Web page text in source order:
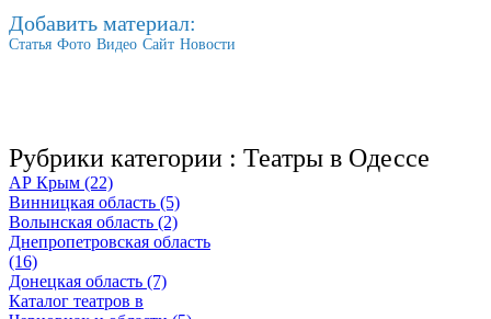
Добавить материал:
Статья Фото Видео Сайт Новости
Рубрики категории : Театры в Одессе
АР Крым (22)
Винницкая область (5)
Волынская область (2)
Днепропетровская область
(16)
Донецкая область (7)
Каталог театров в